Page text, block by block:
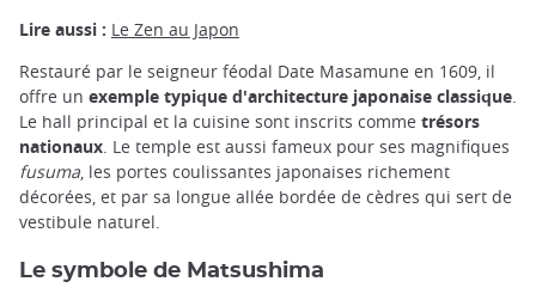
Lire aussi : Le Zen au Japon
Restauré par le seigneur féodal Date Masamune en 1609, il
offre un exemple typique d'architecture japonaise classique.
Le hall principal et la cuisine sont inscrits comme trésors
nationaux. Le temple est aussi fameux pour ses magnifiques
fusuma, les portes coulissantes japonaises richement
décorées, et par sa longue allée bordée de cèdres qui sert de
vestibule naturel.
Le symbole de Matsushima